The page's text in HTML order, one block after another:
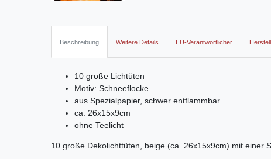
Beschreibung Weitere Details EU-Verantwortlicher
10 große Lichtüten
Motiv: Schneeflocke
aus Spezialpapier, schwer entflammbar
ca. 26x15x9cm
ohne Teelicht
10 große Dekolichttüten, beige (ca. 26x15x9cm) mit einer